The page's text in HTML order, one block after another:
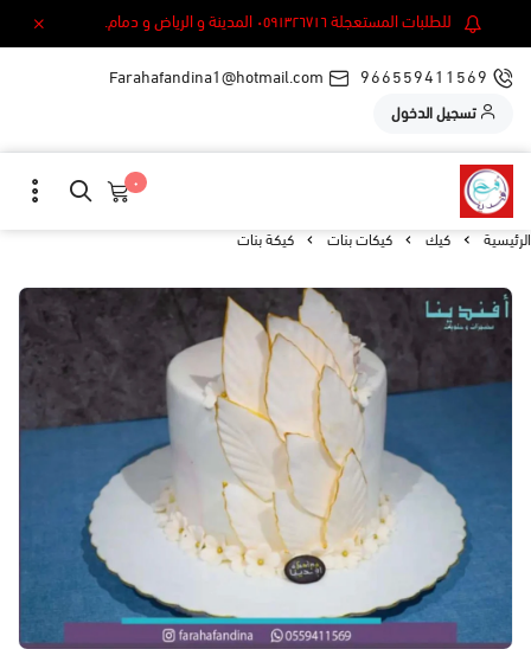
للطلبات المستعجلة ٠٥٩١٣٢٦٧١٦ المدينة و الرياض و دمام.
966559411569
Farahafandina1@hotmail.com
تسجيل الدخول
٠
الرئيسية كيك كيكات بنات كيكة بنات